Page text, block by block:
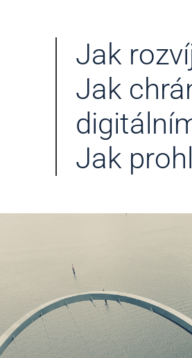
Jak
Jak
Jak